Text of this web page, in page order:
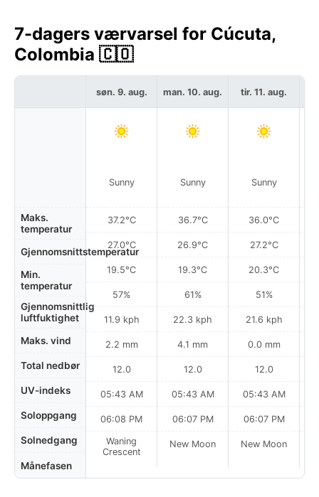
7-dagers værvarsel for Cúcuta,
Colombia 🇨🇴
Maks.
temperatur
Gjennomsnittstemperatur
Min.
temperatur
Gjennomsnittlig
luftfuktighet
Maks. vind
Total nedbør
UV-indeks
Soloppgang
Solnedgang
Månefasen
søn. 9. aug.
Sunny
37.2°C
27.0°C
19.5°C
57%
11.9 kph
2.2 mm
12.0
05:43 AM
06:08 PM
Waning
Crescent
man. 10. aug.
Sunny
36.7°C
26.9°C
19.3°C
61%
22.3 kph
4.1 mm
12.0
05:43 AM
06:07 PM
New Moon
tir. 11. aug.
Sunny
36.0°C
27.2°C
20.3°C
51%
21.6 kph
0.0 mm
12.0
05:43 AM
06:07 PM
New Moon